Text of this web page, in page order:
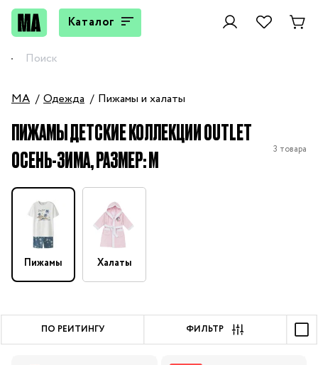
Каталог
MA Одежда Пижамы и халаты
ПИЖАМЫ ДЕТСКИЕ КОЛЛЕКЦИИ OUTLET
ОСЕНЬ-ЗИМА, РАЗМЕР: M
3 товара
Пижамы Халаты
ПО РЕЙТИНГУ ФИЛЬТР